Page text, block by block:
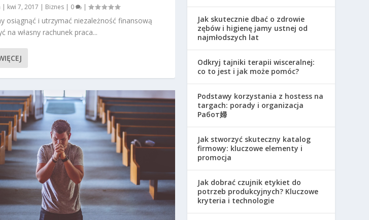
kwi 7, 2017 Biznes| 0 |
osiągnąć i utrzymać niezależność finansową
na własny rachunek praca...
Jak skutecznie dbać o zdrowie
zębów i higienę jamy ustnej od
najmłodszych lat
Odkryj tajniki terapii wisceralnej:
co to jest i jak może pomóc?
Podstawy korzystania z hostess na
targach: porady i organizacja
Работ婦
Jak stworzyć skuteczny katalog
firmowy: kluczowe elementy i
promocja
Jak dobrać czujnik etykiet do
potrzeb produkcyjnych? Kluczowe
kryteria i technologie